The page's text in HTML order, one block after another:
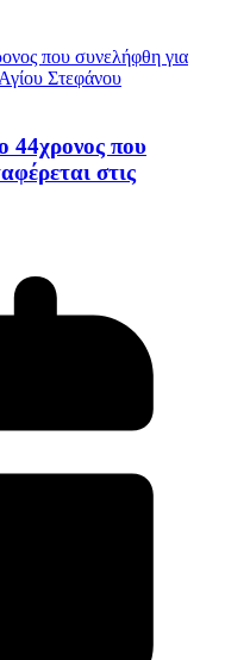
44χρονος που
στις